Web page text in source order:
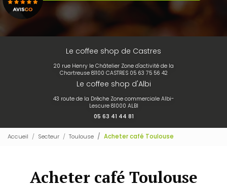
Le coffee shop de Castres
20 rue Henry le Châtelier Zone d'activité de la
Chartreuse 81100 CASTRES 05 63 75 56 42
Le coffee shop d'Albi
43 route de la Drêche Zone commerciale Albi-
Lescure 81000 ALBI
05 63 41 44 81
Accueil Secteur Toulouse Acheter café Toulouse
Acheter café Toulouse